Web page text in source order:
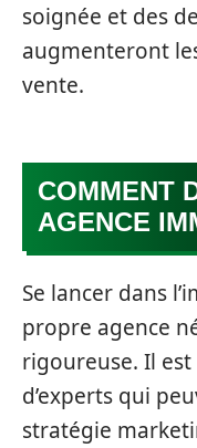
soignée et des
augmenteront
vente.
COMMENT
AGENCE
Se lancer dans
propre agence
rigoureuse. Il
d’experts qui
stratégie